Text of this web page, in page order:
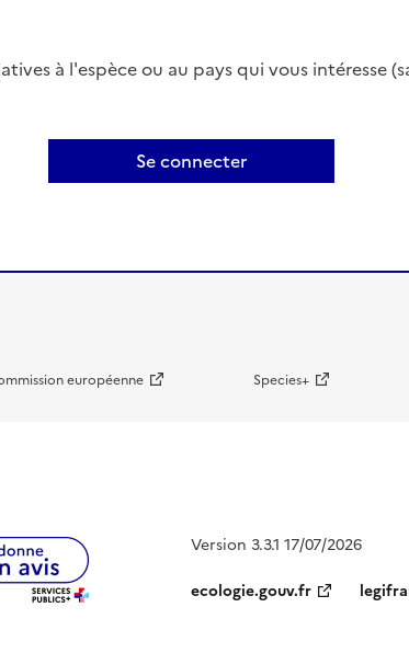
à l'espèce ou au pays qui vous intéresse
Se connecter
européenne Species+
Version 3.3.1 17/07/2026
ecologie.gouv.fr